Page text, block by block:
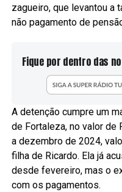
zagueiro, que levantou a
não pagamento de
Fique por dentro das
A detenção cumpre um
de Fortaleza, no valor de
a dezembro de 2024,
filha de Ricardo. Ela já
desde fevereiro, mas o
com os pagamentos.